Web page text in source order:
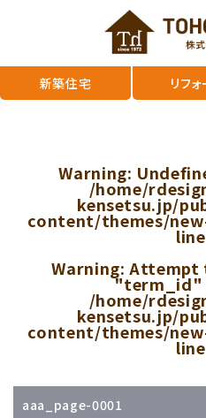
新築住宅 リフ
Warning:
/home/
kensetsu.jp/
content/themes/
Warning: Attempt
"term_id"
/home/
kensetsu.jp/
content/themes/
aaa_page-0001